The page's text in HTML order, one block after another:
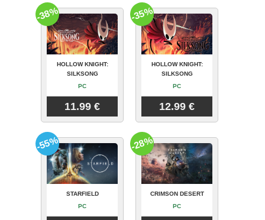
HOLLOW KNIGHT:
SILKSONG
PC
11.99 €
-38%
HOLLOW KNIGHT:
SILKSONG
PC
12.99 €
-35%
STARFIELD
PC
-55%
CRIMSON DESERT
PC
-28%